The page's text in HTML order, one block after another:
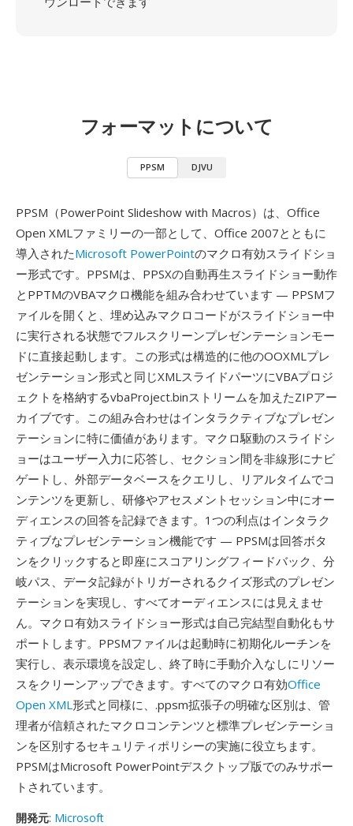
フォーマットについて
PPSM DJVU
PPSM（PowerPoint Slideshow with Macros）は、Office
Open XMLファミリーの一部として、Office 2007とともに
導入されたMicrosoft PowerPointのマクロ有効スライドショ
ー形式です。PPSMは、PPSXの自動再生スライドショー動作
とPPTMのVBAマクロ機能を組み合わせています — PPSMフ
ァイルを開くと、埋め込みマクロコードがスライドショー中
に実行される状態でフルスクリーンプレゼンテーションモー
ドに直接起動します。この形式は構造的に他のOOXMLプレ
ゼンテーション形式と同じXMLスライドパーツにVBAプロジ
ェクトを格納するvbaProject.binストリームを加えたZIPアー
カイブです。この組み合わせはインタラクティブなプレゼン
テーションに特に価値があります。マクロ駆動のスライドシ
ョーはユーザー入力に応答し、セクション間を非線形にナビ
ゲートし、外部データベースをクエリし、リアルタイムでコ
ンテンツを更新し、研修やアセスメントセッション中にオー
ディエンスの回答を記録できます。1つの利点はインタラク
ティブなプレゼンテーション機能です — PPSMは回答ボタ
ンをクリックすると即座にスコアリングフィードバック、分
岐パス、データ記録がトリガーされるクイズ形式のプレゼン
テーションを実現し、すべてオーディエンスには見えませ
ん。マクロ有効スライドショー形式は自己完結型自動化もサ
ポートします。PPSMファイルは起動時に初期化ルーチンを
実行し、表示環境を設定し、終了時に手動介入なしにリソー
スをクリーンアップできます。すべてのマクロ有効Office
Open XML形式と同様に、.ppsm拡張子の明確な区別は、管
理者が信頼されたマクロコンテンツと標準プレゼンテーショ
ンを区別するセキュリティポリシーの実施に役立ちます。
PPSMはMicrosoft PowerPointデスクトップ版でのみサポー
トされています。
開発元: Microsoft